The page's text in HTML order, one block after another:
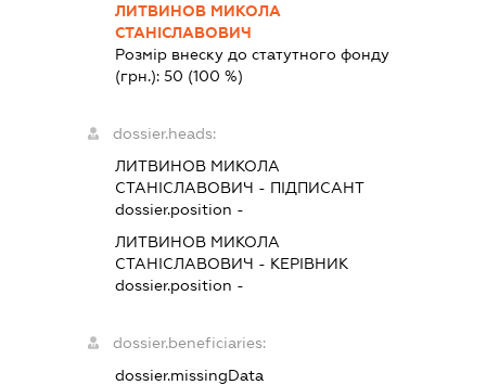
ЛИТВИНОВ МИКОЛА
СТАНІСЛАВОВИЧ
Розмір внеску до статутного фонду
(грн.):50 (100 %)
dossier.heads:
ЛИТВИНОВ МИКОЛА
СТАНІСЛАВОВИЧ - ПІДПИСАНТ
dossier.position -
ЛИТВИНОВ МИКОЛА
СТАНІСЛАВОВИЧ - КЕРІВНИК
dossier.position -
dossier.beneficiaries:
dossier.missingData